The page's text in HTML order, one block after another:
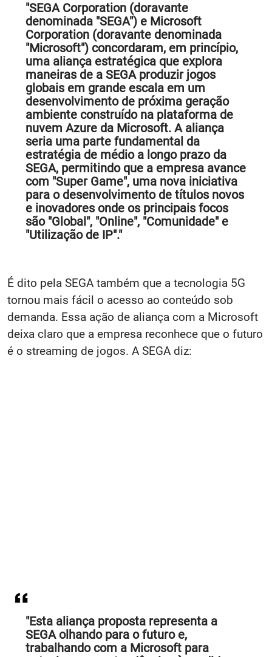
"SEGA Corporation (doravante
denominada "SEGA") e Microsoft
Corporation (doravante denominada
"Microsoft") concordaram, em princípio,
uma aliança estratégica que explora
maneiras de a SEGA produzir jogos
globais em grande escala em um
desenvolvimento de próxima geração
ambiente construído na plataforma de
nuvem Azure da Microsoft. A aliança
seria uma parte fundamental da
estratégia de médio a longo prazo da
SEGA, permitindo que a empresa avance
com "Super Game", uma nova iniciativa
para o desenvolvimento de títulos novos
e inovadores onde os principais focos
são "Global", "Online", "Comunidade" e
"Utilização de IP"."
É dito pela SEGA também que a tecnologia 5G
tornou mais fácil o acesso ao conteúdo sob
demanda. Essa ação de aliança com a Microsoft
deixa claro que a empresa reconhece que o futuro
é o streaming de jogos. A SEGA diz:
"Esta aliança proposta representa a
SEGA olhando para o futuro e,
trabalhando com a Microsoft para